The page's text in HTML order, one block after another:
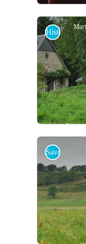
Histoire
centaine
Savoir-faire